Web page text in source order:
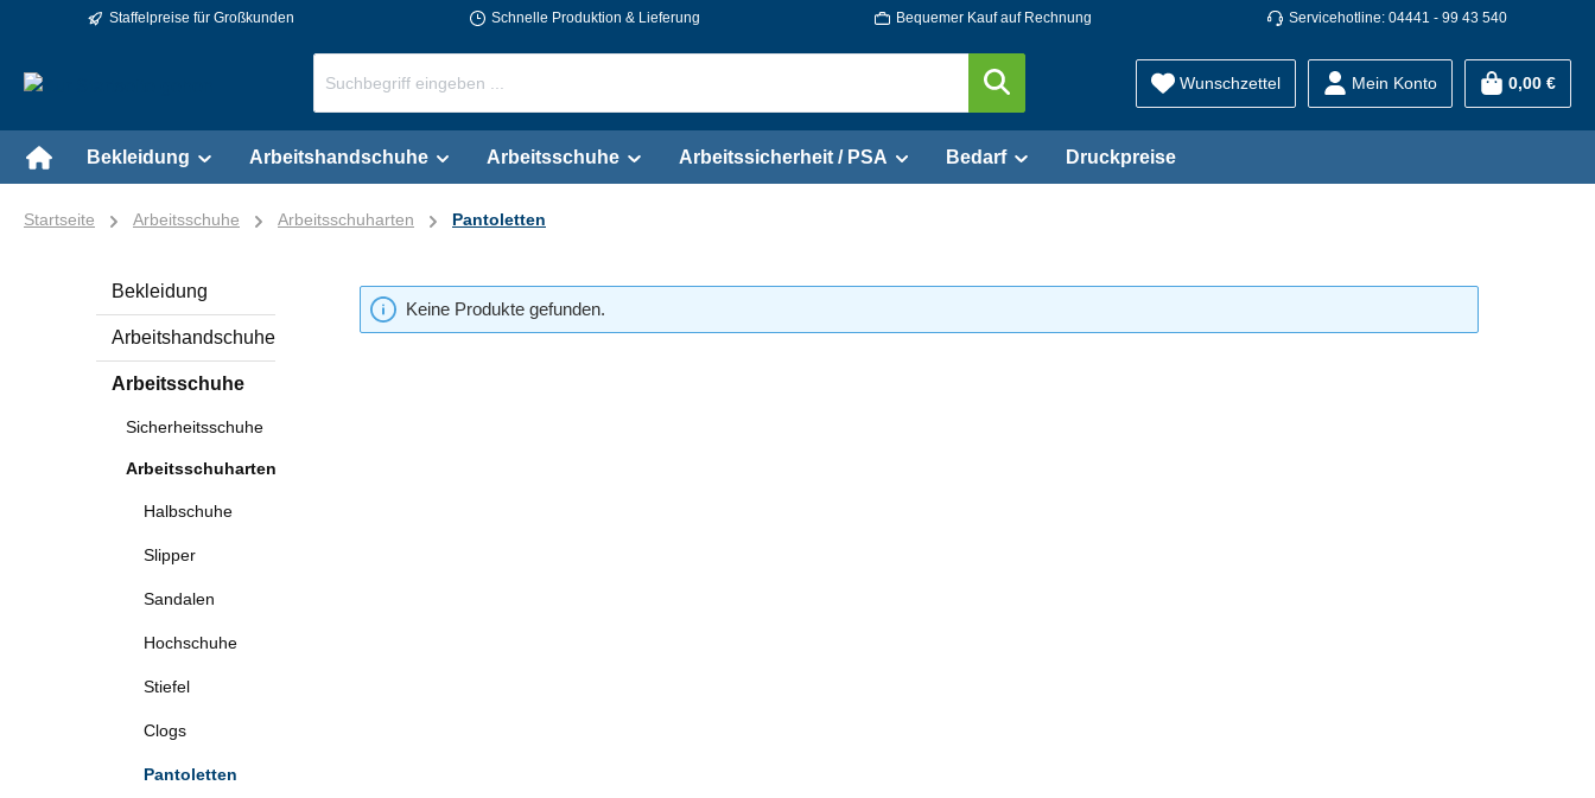
Zur Hauptnavigation springen
Staffelpreise für Großkunden Schnelle Produktion & Lieferung Bequemer Kauf auf Rechnung Servicehotline: 04441 - 99 43 540
Wunschzettel Mein Konto 0,00 €
Bekleidung Arbeitshandschuhe Arbeitsschuhe Arbeitssicherheit / PSA Bedarf Druckpreise
Startseite Arbeitsschuhe Arbeitsschuharten Pantoletten
Bekleidung
Arbeitshandschuhe
Arbeitsschuhe
Sicherheitsschuhe
Arbeitsschuharten
Halbschuhe
Slipper
Sandalen
Hochschuhe
Stiefel
Clogs
Pantoletten
Keine Produkte gefunden.